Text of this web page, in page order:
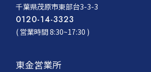
千葉県茂原市東部台3-3-3
0120-14-3323
( 営業時間 8:30~17:30 )
東金営業所